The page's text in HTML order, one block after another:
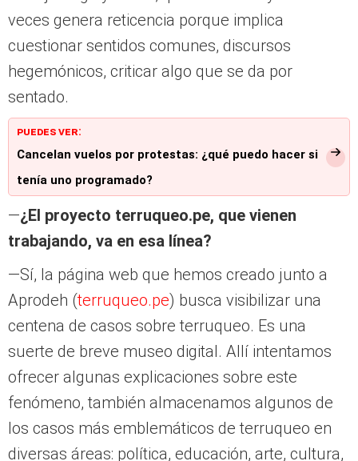
veces genera reticencia porque implica
cuestionar sentidos comunes, discursos
hegemónicos, criticar algo que se da por
sentado.
PUEDES VER:
Cancelan vuelos por protestas: ¿qué puedo hacer si
tenía uno programado?
—¿El proyecto terruqueo.pe, que vienen
trabajando, va en esa línea?
—Sí, la página web que hemos creado junto a
Aprodeh (terruqueo.pe) busca visibilizar una
centena de casos sobre terruqueo. Es una
suerte de breve museo digital. Allí intentamos
ofrecer algunas explicaciones sobre este
fenómeno, también almacenamos algunos de
los casos más emblemáticos de terruqueo en
diversas áreas: política, educación, arte, cultura,